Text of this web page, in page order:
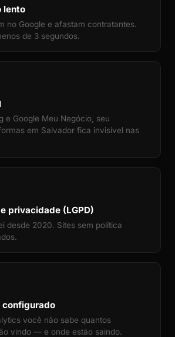
lento
no Google e afastam contratantes.
de 3 segundos.
e Google Meu Negócio, seu
em Salvador fica invisível nas
privacidade (LGPD)
desde 2020. Sites sem política
configurado
você não sabe quantos
vindo — e onde estão saindo.